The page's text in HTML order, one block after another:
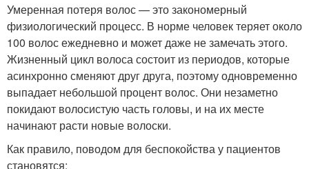
Умеренная потеря волос — это закономерный
физиологический процесс. В норме человек теряет около
100 волос ежедневно и может даже не замечать этого.
Жизненный цикл волоса состоит из периодов, которые
асинхронно сменяют друг друга, поэтому одновременно
выпадает небольшой процент волос. Они незаметно
покидают волосистую часть головы, и на их месте
начинают расти новые волоски.
Как правило, поводом для беспокойства у пациентов
становятся: